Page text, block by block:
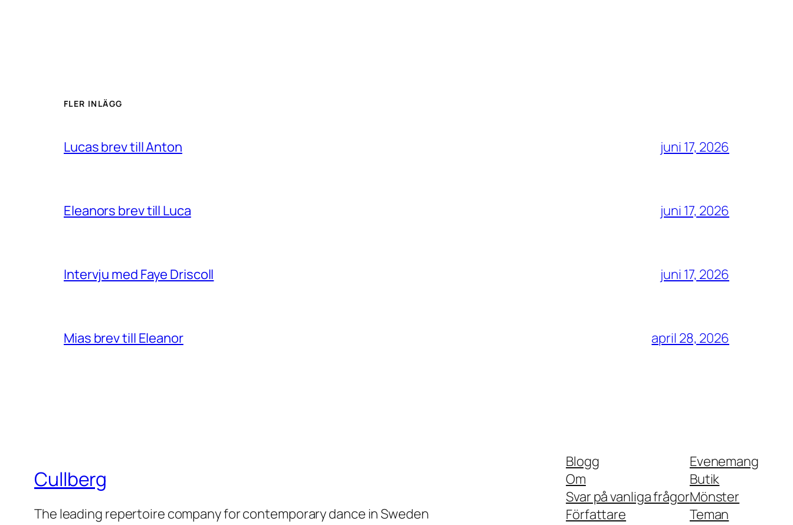
FLER INLÄGG
Lucas brev till Anton juni 17, 2026
Eleanors brev till Luca juni 17, 2026
Intervju med Faye Driscoll juni 17, 2026
Mias brev till Eleanor april 28, 2026
Cullberg
The leading repertoire company for contemporary dance in Sweden
Blogg
Om
Svar på vanliga frågor
Författare
Evenemang
Butik
Mönster
Teman